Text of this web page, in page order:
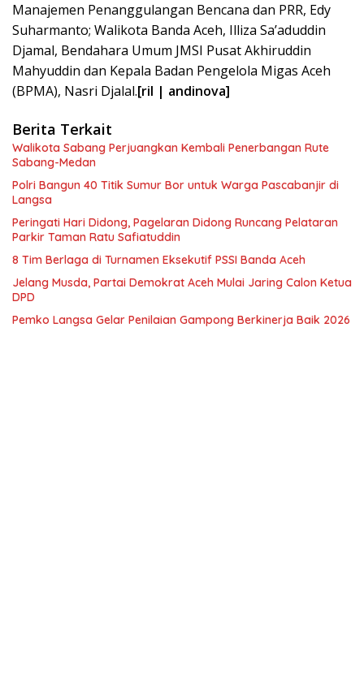
Manajemen Penanggulangan Bencana dan PRR, Edy
Suharmanto; Walikota Banda Aceh, Illiza Sa’aduddin
Djamal, Bendahara Umum JMSI Pusat Akhiruddin
Mahyuddin dan Kepala Badan Pengelola Migas Aceh
(BPMA), Nasri Djalal.[ril | andinova]
Berita Terkait
Walikota Sabang Perjuangkan Kembali Penerbangan Rute
Sabang-Medan
Polri Bangun 40 Titik Sumur Bor untuk Warga Pascabanjir di
Langsa
Peringati Hari Didong, Pagelaran Didong Runcang Pelataran
Parkir Taman Ratu Safiatuddin
8 Tim Berlaga di Turnamen Eksekutif PSSI Banda Aceh
Jelang Musda, Partai Demokrat Aceh Mulai Jaring Calon Ketua
DPD
Pemko Langsa Gelar Penilaian Gampong Berkinerja Baik 2026